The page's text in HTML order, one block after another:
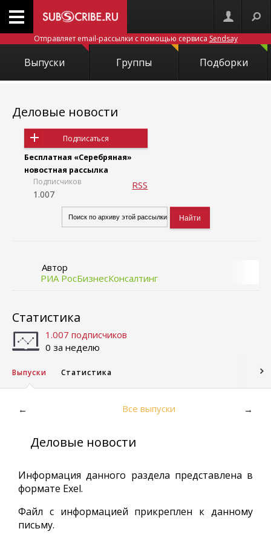
Отправляет email-рассылки с помощью сервиса Sendsay
Выпуски Группы Подборки
Деловые новости
Подписаться
Бесплатная «Серебряная»
новостная рассылка
Подписчиков
1.007
RSS
Автор
РИА РосБизнесКонсалтинг
Статистика
1.007 подписчиков
0 за неделю
Выпуски Статистика
← Все выпуски →
Деловые новости
Информация данного раздела представлена в
формате Exel.
Файл с информацией прикреплен к данному
письму.